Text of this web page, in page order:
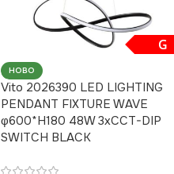
G
НОВО
Vito 2026390 LED LIGHTING
PENDANT FIXTURE WAVE
φ600*H180 48W 3xCCT-DIP
SWITCH BLACK